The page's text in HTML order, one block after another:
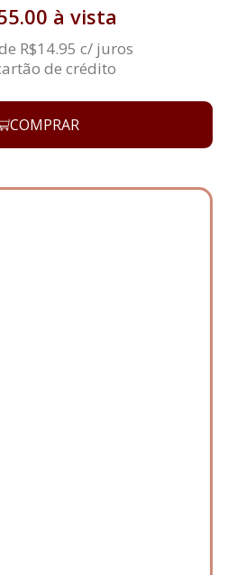
à vista
R$14.95 c/ juros
de crédito
COMPRAR